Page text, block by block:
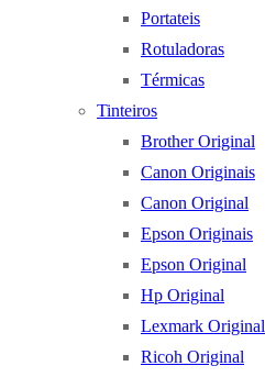
Portateis
Rotuladoras
Térmicas
Tinteiros
Brother Original
Canon Originais
Canon Original
Epson Originais
Epson Original
Hp Original
Lexmark Original
Ricoh Original